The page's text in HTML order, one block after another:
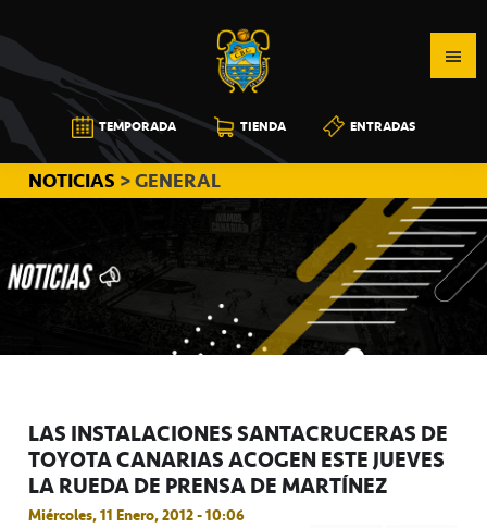
a
la
navegación
principal
al
contenido
principal
a
la
barra
lateral
principal
CB
CANARIAS
TEMPORADA TIENDA ENTRADAS
NOTICIAS > GENERAL
LAS INSTALACIONES SANTACRUCERAS DE
TOYOTA CANARIAS ACOGEN ESTE JUEVES
LA RUEDA DE PRENSA DE MARTÍNEZ
Miércoles, 11 Enero, 2012 - 10:06